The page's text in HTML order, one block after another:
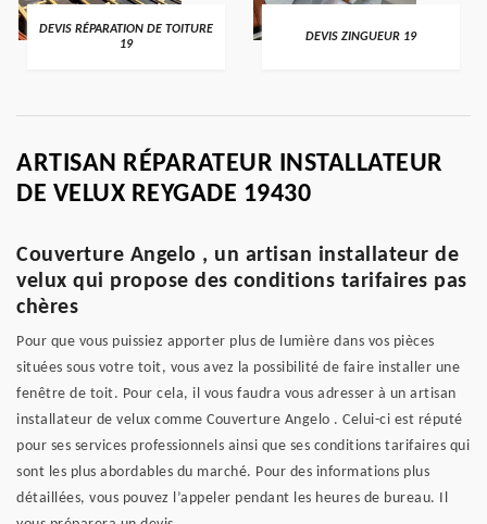
DEVIS RÉPARATION DE TOITURE
19
DEVIS ZINGUEUR 19
ARTISAN RÉPARATEUR INSTALLATEUR
DE VELUX REYGADE 19430
Couverture Angelo , un artisan installateur de
velux qui propose des conditions tarifaires pas
chères
Pour que vous puissiez apporter plus de lumière dans vos pièces
situées sous votre toit, vous avez la possibilité de faire installer une
fenêtre de toit. Pour cela, il vous faudra vous adresser à un artisan
installateur de velux comme Couverture Angelo . Celui-ci est réputé
pour ses services professionnels ainsi que ses conditions tarifaires qui
sont les plus abordables du marché. Pour des informations plus
détaillées, vous pouvez l’appeler pendant les heures de bureau. Il